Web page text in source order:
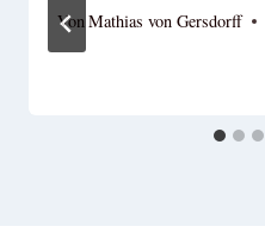
VonMathias von Gersdorff